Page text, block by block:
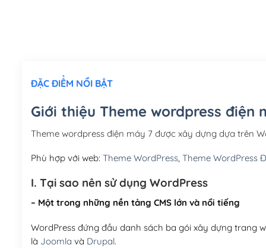
ĐẶC ĐIỂM NỔI BẬT
Giới thiệu Theme wordpress điện
Theme wordpress điện máy 7 được xây dựng dựa trên
Phù hợp với web: Theme WordPress, Theme WordPress
I. Tại sao nên sử dụng WordPress
– Một trong những nền tảng CMS lớn và nổi tiếng
WordPress đứng đầu danh sách ba gói xây dựng trang
là Joomla và Drupal.